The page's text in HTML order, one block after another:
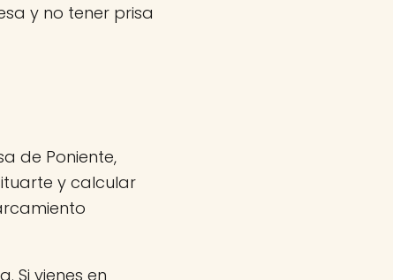
y no tener prisa
de Poniente,
y calcular
Si vienes en